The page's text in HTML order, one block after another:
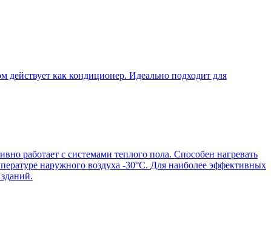
действует как кондиционер. Идеально подходит для
работает с системами теплого пола. Способен нагревать
наружного воздуха -30°С. Для наиболее эффективных